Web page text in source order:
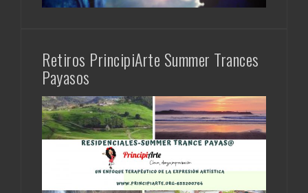
Retiros PrincipiArte Summer Trances
Payasos